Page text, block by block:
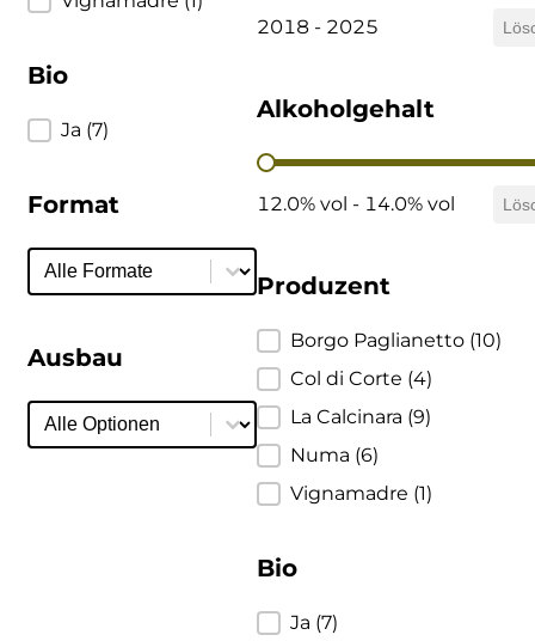
Bio
BioJa (7)
Format
Format
Format
Ausbau
Ausbau
Ausbau
2018 - 2025
Alkoholgehalt
Alkoholgehalt
12.0% vol - 14.0% vol
Produzent
Produzent
Borgo Paglianetto (10)
Col di Corte (4)
La Calcinara (9)
Numa (6)
Vignamadre (1)
Bio
BioJa (7)
Decugnano dei Barbi
DeCarlo
DeVigili
Dindo
Enrico Serafino